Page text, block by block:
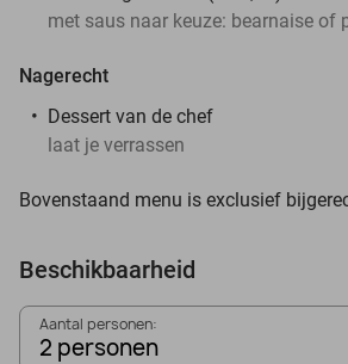
met saus naar keuze: bearnaise of
Nagerecht
Dessert van de chef
laat je verrassen
Bovenstaand menu is exclusief
Beschikbaarheid
Aantal personen:
2 personen